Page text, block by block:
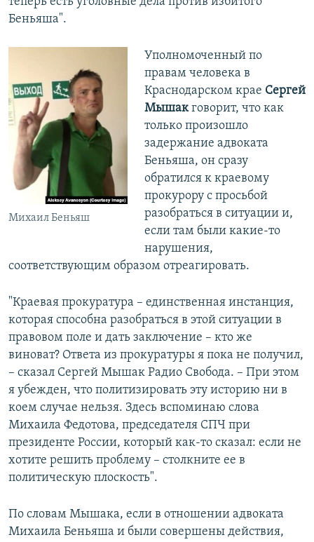
Беньяша".
Михаил Беньяш
Уполномоченный по
правам человека в
Краснодарском крае Сергей
Мышакговорит, что как
только произошло
задержание адвоката
Беньяша, он сразу
обратился к краевому
прокурору с просьбой
разобраться в ситуации и,
если там были какие-то
нарушения,
соответствующим образом отреагировать.
"Краевая прокуратура – единственная инстанция,
которая способна разобраться в этой ситуации в
правовом поле и дать заключение – кто же
виноват? Ответа из прокуратуры я пока не получил,
– сказал Сергей Мышак Радио Свобода. – При этом
я убежден, что политизировать эту историю ни в
коем случае нельзя. Здесь вспоминаю слова
Михаила Федотова, председателя СПЧ при
президенте России, который как-то сказал: если не
хотите решить проблему – столкните ее в
политическую плоскость".
По словам Мышака, если в отношении адвоката
Михаила Беньяша и были совершены действия,